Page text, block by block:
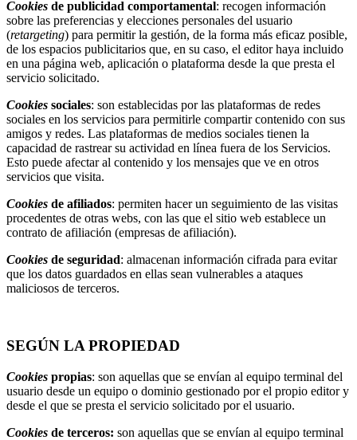
Cookies de publicidad comportamental: recogen información
sobre las preferencias y elecciones personales del usuario
(retargeting) para permitir la gestión, de la forma más eficaz posible,
de los espacios publicitarios que, en su caso, el editor haya incluido
en una página web, aplicación o plataforma desde la que presta el
servicio solicitado.
Cookies sociales: son establecidas por las plataformas de redes
sociales en los servicios para permitirle compartir contenido con sus
amigos y redes. Las plataformas de medios sociales tienen la
capacidad de rastrear su actividad en línea fuera de los Servicios.
Esto puede afectar al contenido y los mensajes que ve en otros
servicios que visita.
Cookies de afiliados: permiten hacer un seguimiento de las visitas
procedentes de otras webs, con las que el sitio web establece un
contrato de afiliación (empresas de afiliación).
Cookies de seguridad: almacenan información cifrada para evitar
que los datos guardados en ellas sean vulnerables a ataques
maliciosos de terceros.
SEGÚN LA PROPIEDAD
Cookies propias: son aquellas que se envían al equipo terminal del
usuario desde un equipo o dominio gestionado por el propio editor y
desde el que se presta el servicio solicitado por el usuario.
Cookies de terceros: son aquellas que se envían al equipo terminal